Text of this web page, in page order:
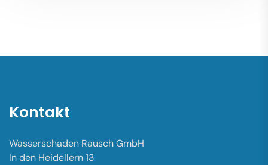
Kontakt
Wasserschaden Rausch GmbH
In den Heidellern 13